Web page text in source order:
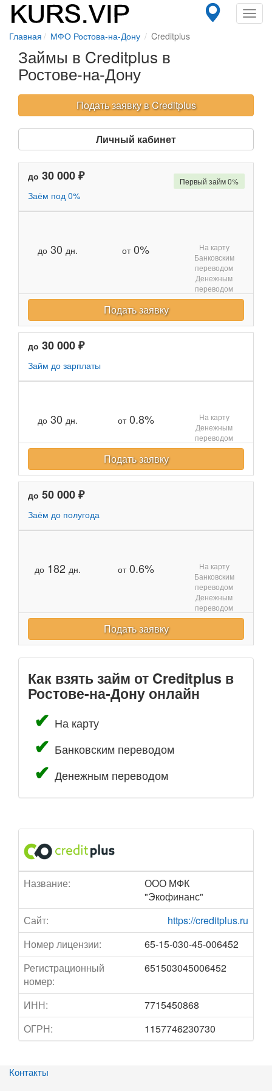
Главная МФО Ростова-на-Дону Creditplus
Займы в Creditplus в
Ростове-на-Дону
Подать заявку в Creditplus
Личный кабинет
до 30 000 ₽
Заём под 0%
до 30 дн. от0%
Первый займ 0%
На карту
Банковским
переводом
Денежным
переводом
Подать заявку
до 30 000 ₽
Займ до зарплаты
до 30 дн. от0.8%
На карту
Денежным
переводом
Подать заявку
до 50 000 ₽
Заём до полугода
до 182 дн. от0.6%
На карту
Банковским
переводом
Денежным
переводом
Подать заявку
Как взять займ от Creditplus в
Ростове-на-Дону онлайн
На карту
Банковским переводом
Денежным переводом
Название:
ООО МФК
"Экофинанс"
Сайт:
https://creditplus.ru
Номер лицензии:
65-15-030-45-006452
Регистрационный
номер:
651503045006452
ИНН:
7715450868
ОГРН:
1157746230730
Контакты